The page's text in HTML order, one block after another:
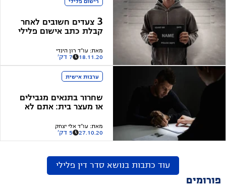
3 צעדים חשובים לאחר
קבלת כתב אישום פלילי
מאת: עו"ד רון הינדי
18.11.20 7 דק'
ערבות אישית
שחרור בתנאים מגבילים
או מעצר בית: אתם לא
הגבלה
מאת: עו"ד אלי יצחק
27.10.20 5 דק'
עוד כתבות בנושא סדר דין פלילי
פורומים